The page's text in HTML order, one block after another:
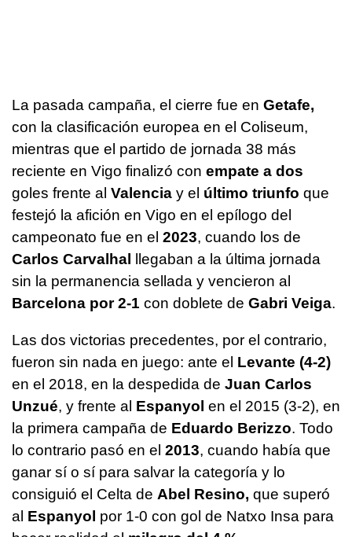
La pasada campaña, el cierre fue en Getafe,
con la clasificación europea en el Coliseum,
mientras que el partido de jornada 38 más
reciente en Vigo finalizó con empate a dos
goles frente al Valencia y el último triunfo que
festejó la afición en Vigo en el epílogo del
campeonato fue en el 2023, cuando los de
Carlos Carvalhal
llegaban a la última jornada
sin la permanencia sellada y vencieron al
Barcelona por 2-1 con doblete de Gabri Veiga.
Las dos victorias precedentes, por el contrario,
fueron sin nada en juego: ante el Levante (4-2)
en el 2018, en la despedida de Juan Carlos
Unzué, y frente al Espanyol en el 2015 (3-2), en
la primera campaña de Eduardo Berizzo. Todo
lo contrario pasó en el 2013, cuando había que
ganar sí o sí para salvar la categoría y lo
consiguió el Celta de Abel Resino, que superó
al Espanyol por 1-0 con gol de Natxo Insa para